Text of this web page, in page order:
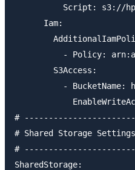
Script: s3://
      Iam:
- Policy:
        S3Access:
- BucketName:
#
# Shared Storage Settings
#
SharedStorage: